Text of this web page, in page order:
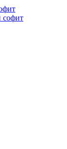
софит